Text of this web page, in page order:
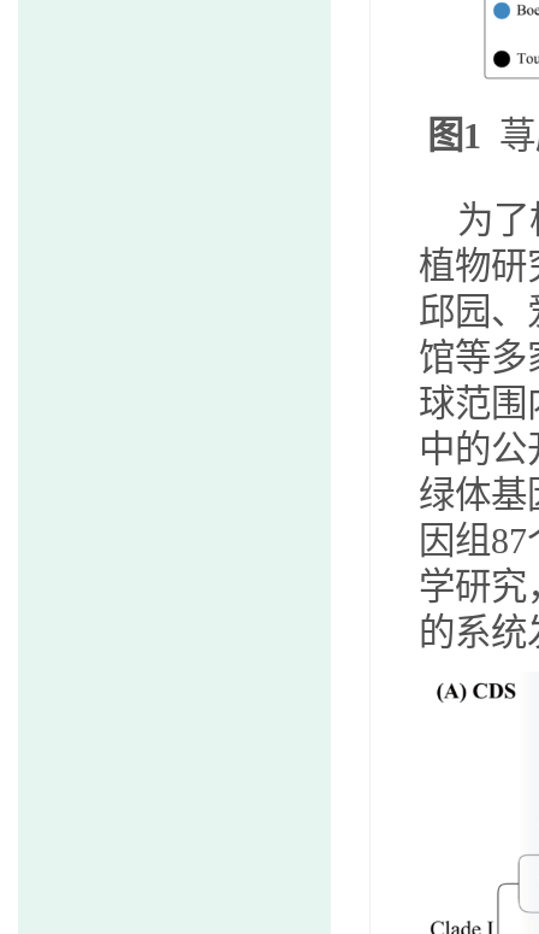
图1
为
植物研
邱园、
馆等多
球范围
中的
绿体基
因组87
学研究
的系统